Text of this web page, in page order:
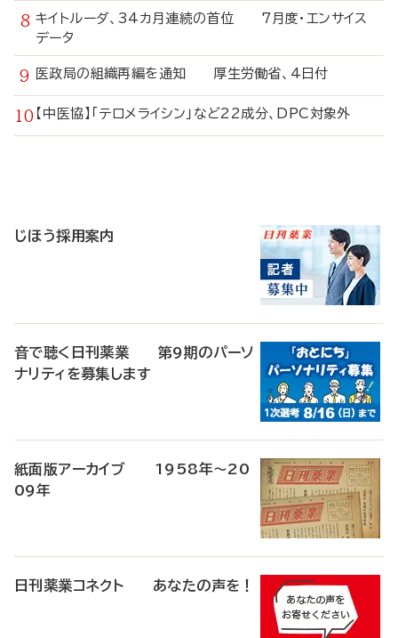
キイトルーダ、34カ月連続の首位 7月度・エンサイス
データ
医政局の組織再編を通知 厚生労働省、4日付
【中医協】「テロメライシン」など22成分、DPC対象外
じほう採用案内
音で聴く日刊薬業 第9期のパーソ
ナリティを募集します
紙面版アーカイブ 1958年～20
09年
日刊薬業コネクト あなたの声を！